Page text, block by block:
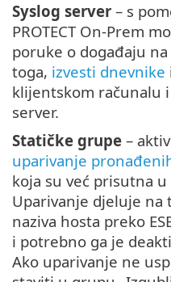
Syslog server – s
PROTECT On-Prem
poruke o događaju na
toga, izvesti dnevnike
klijentskom računalu
server.
Statičke grupe –
uparivanje
koja su već prisutna
Uparivanje djeluje
naziva hosta preko
i potrebno ga je
Ako uparivanje ne